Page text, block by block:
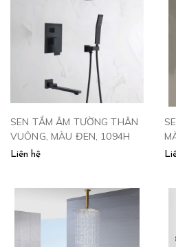
SEN TẮM ÂM TƯỜNG THÂN
VUÔNG, MÀU ĐEN, 1094H
Liên hệ
-